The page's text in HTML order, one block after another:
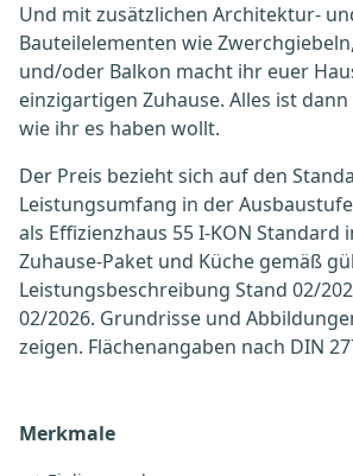
Und mit zusätzlichen Architektur-
Bauteilelementen wie
und/oder Balkon macht ihr euer
einzigartigen Zuhause. Alles ist
wie ihr es haben wollt.
Der Preis bezieht sich auf den
Leistungsumfang in der
als Effizienzhaus 55 I-KON Standard
Zuhause-Paket und Küche gemäß
Leistungsbeschreibung Stand 02/
02/2026. Grundrisse und
zeigen. Flächenangaben nach DIN
Merkmale